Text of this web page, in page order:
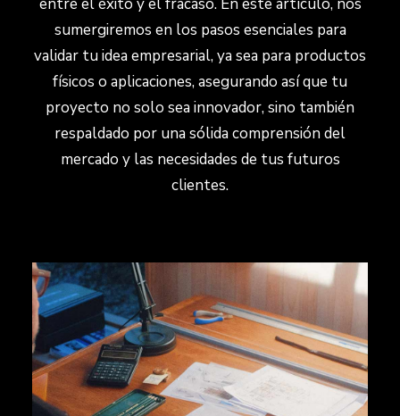
sumergiremos en los pasos esenciales para
validar tu idea empresarial, ya sea para productos
físicos o aplicaciones, asegurando así que tu
proyecto no solo sea innovador, sino también
respaldado por una sólida comprensión del
mercado y las necesidades de tus futuros
clientes.